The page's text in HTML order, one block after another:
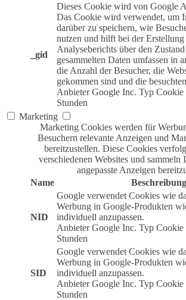
_gid
Dieses Cookie wird von Google
Das Cookie wird verwendet, um
darüber zu speichern, wie
nutzen und hilft bei der Erstellung
Analyseberichts über den
gesammelten Daten umfassen in
die Anzahl der Besucher, die
gekommen sind und die
Anbieter Google Inc. Typ Cookie
Stunden
Marketing
Marketing Cookies werden für
Besuchern relevante Anzeigen und
bereitzustellen. Diese Cookies
verschiedenen Websites und sammeln
angepasste Anzeigen
Name
Beschreibung
NID
Google verwendet Cookies wie
Werbung in Google-Produkten
individuell anzupassen.
Anbieter Google Inc. Typ Cookie
Stunden
SID
Google verwendet Cookies wie
Werbung in Google-Produkten
individuell anzupassen.
Anbieter Google Inc. Typ Cookie
Stunden